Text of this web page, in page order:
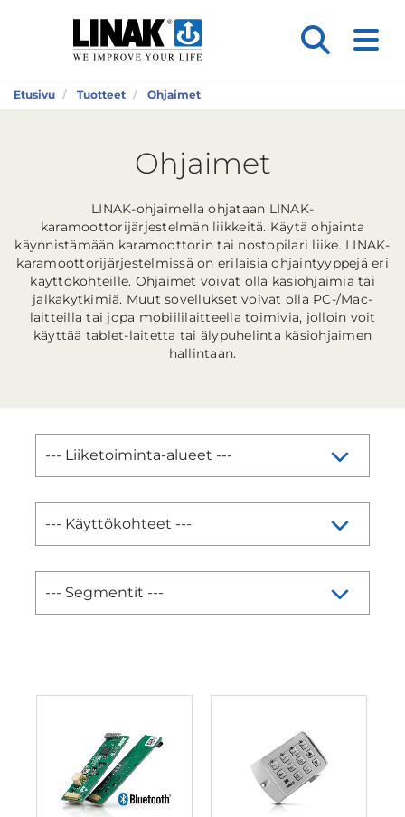
Etusivu Tuotteet Ohjaimet
Ohjaimet
LINAK-ohjaimella ohjataan LINAK-
karamoottorijärjestelmän liikkeitä. Käytä ohjainta
käynnistämään karamoottorin tai nostopilari liike. LINAK-
karamoottorijärjestelmissä on erilaisia ​​ohjaintyyppejä eri
käyttökohteille. Ohjaimet voivat olla käsiohjaimia tai
jalkakytkimiä. Muut sovellukset voivat olla PC-/Mac-
laitteilla tai jopa mobiililaitteella toimivia, jolloin voit
käyttää tablet-laitetta tai älypuhelinta käsiohjaimen
hallintaan.